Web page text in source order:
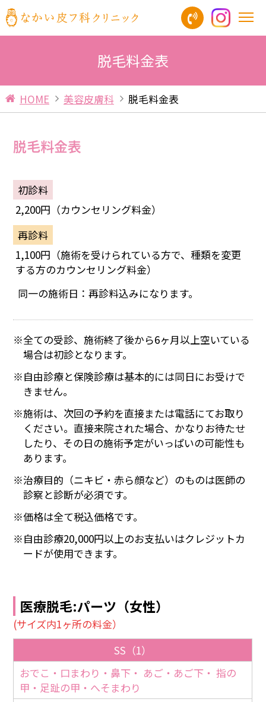
脱毛料金表
HOME 美容皮膚科 脱毛料金表
脱毛料金表
初診料
2,200円（カウンセリング料金）
再診料
1,100円（施術を受けられている方で、種類を変更
する方のカウンセリング料金）
同一の施術日：再診料込みになります。
全ての受診、施術終了後から6ヶ月以上空いている
場合は初診となります。
自由診療と保険診療は基本的には同日にお受けで
きません。
施術は、次回の予約を直接または電話にてお取り
ください。直接来院された場合、かなりお待たせ
したり、その日の施術予定がいっぱいの可能性も
あります。
治療目的（ニキビ・赤ら顔など）のものは医師の
診察と診断が必須です。
価格は全て税込価格です。
自由診療20,000円以上のお支払いはクレジットカ
ードが使用できます。
医療脱毛:パーツ（女性）
(サイズ内1ヶ所の料金）
SS（1）
おでこ・口まわり・鼻下・ あご・あご下・ 指の
甲・足趾の甲・へそまわり